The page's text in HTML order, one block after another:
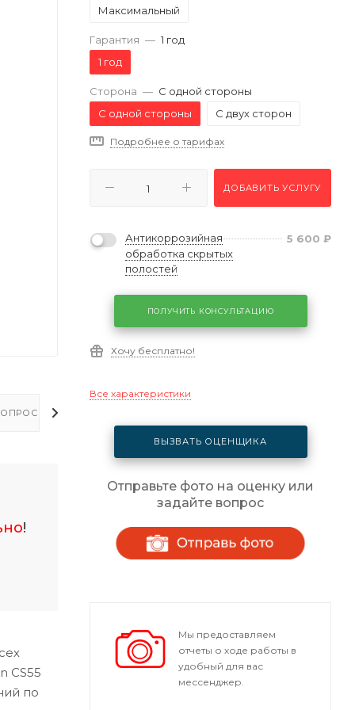
- ОТВЕТЫ
!
CS55
по
Максимальный
Гарантия — 1 год
1 год
Сторона — С одной стороны
С одной стороны
С двух сторон
Подробнее о тарифах
ДОБАВИТЬ УСЛУГУ
Антикоррозийная
обработка скрытых
полостей
5 600 ₽
ПОЛУЧИТЬ КОНСУЛЬТАЦИЮ
Хочу бесплатно!
Все характеристики
ВЫЗВАТЬ ОЦЕНЩИКА
Отправьте фото на оценку или
задайте вопрос
Мы предоставляем
отчеты о ходе работы в
удобный для вас
мессенджер.